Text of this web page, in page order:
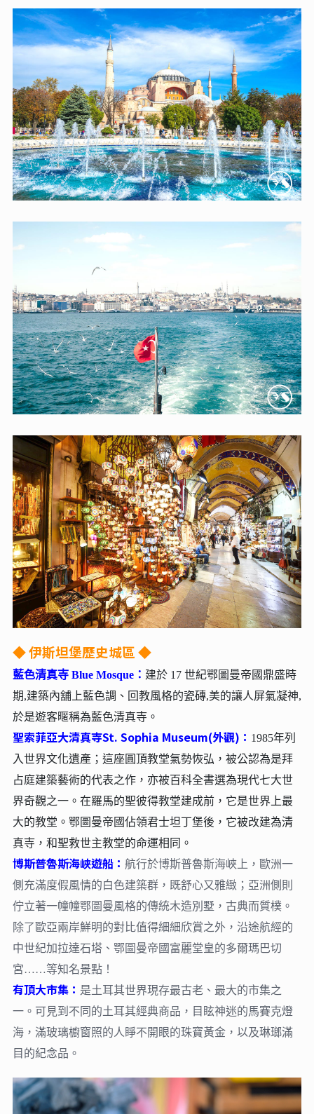
◆ 伊斯坦堡歷史城區 ◆
藍色清真寺 Blue Mosque： 建於 17 世紀鄂圖曼帝國鼎盛時
期,建築內舖上藍色調、回教風格的瓷磚,美的讓人屏氣凝神,
於是遊客暱稱為藍色清真寺。
聖索菲亞大清真寺St. Sophia Museum(外觀)： 1985年列
入世界文化遺產；這座圓頂教堂氣勢恢弘，被公認為是拜
占庭建築藝術的代表之作，亦被百科全書選為現代七大世
界奇觀之一。在羅馬的聖彼得教堂建成前，它是世界上最
大的教堂。鄂圖曼帝國佔領君士坦丁堡後，它被改建為清
真寺，和聖救世主教堂的命運相同。
博斯普魯斯海峽遊船： 航行於博斯普魯斯海峽上，歐洲一
側充滿度假風情的白色建築群，既舒心又雅緻；亞洲側則
佇立著一幢幢鄂圖曼風格的傳統木造別墅，古典而質樸。
除了歐亞兩岸鮮明的對比值得細細欣賞之外，沿途航經的
中世紀加拉達石塔、鄂圖曼帝國富麗堂皇的多爾瑪巴切
宮……等知名景點！
有頂大市集： 是土耳其世界現存最古老、最大的市集之
一。可見到不同的土耳其經典商品，目眩神迷的馬賽克燈
海，滿玻璃櫥窗照的人睜不開眼的珠寶黃金，以及琳瑯滿
目的紀念品。